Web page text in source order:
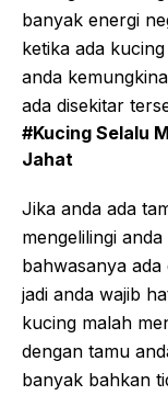
banyak energi
ketika ada
anda
ada disekitar
#Kucing Selalu
Jahat
Jika anda ada
mengelilingi
bahwasanya
jadi anda wajib
kucing malah
dengan tamu
banyak bahkan